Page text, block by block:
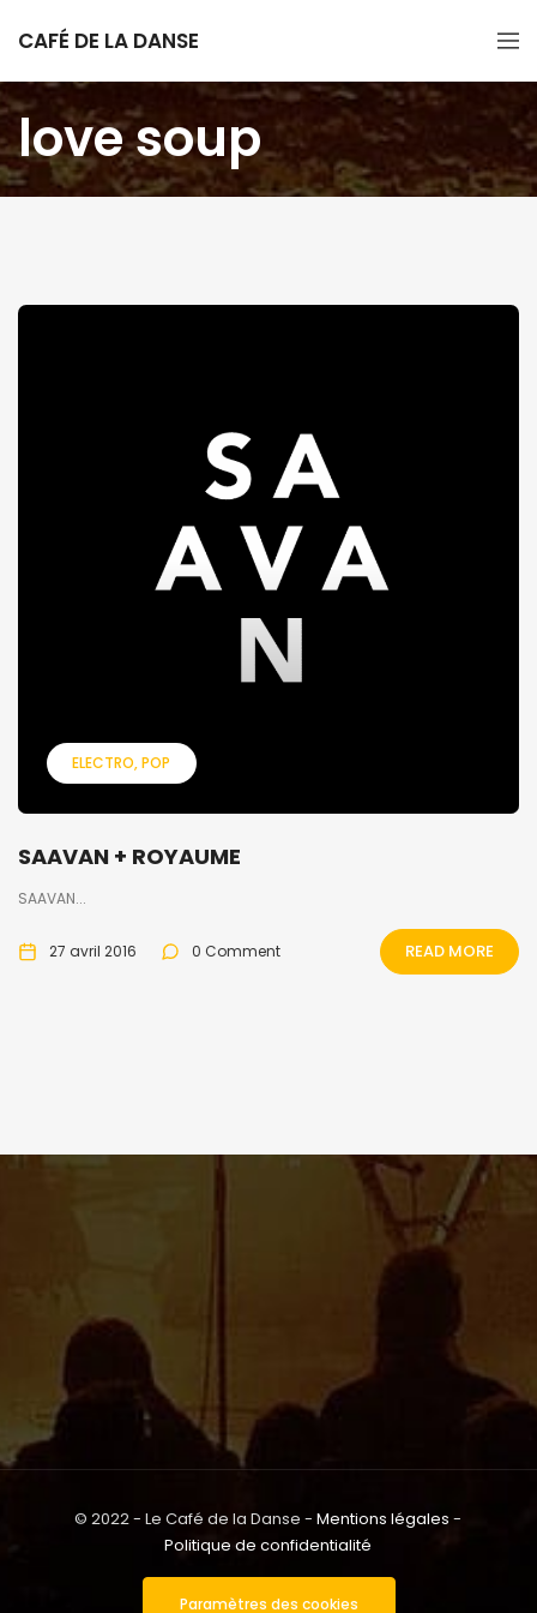
CAFÉ DE LA DANSE
love soup
ELECTRO POP
SAAVAN + ROYAUME
SAAVAN...
27 avril 2016 0 Comment READ MORE
© 2022 - Le Café de la Danse -Mentions légales -
Politique de confidentialité
Paramètres des cookies